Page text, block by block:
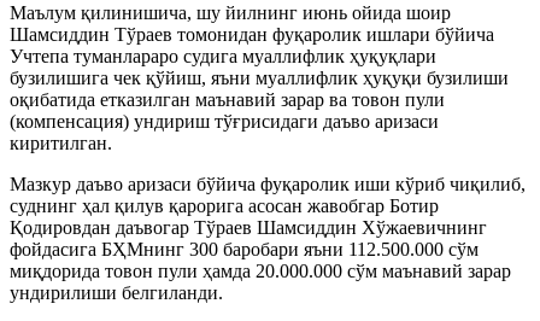
Маълум қилинишича, шу йилнинг июнь ойида шоир
Шамсиддин Тўраев томонидан фуқаролик ишлари бўйича
Учтепа туманлараро судига муаллифлик ҳуқуқлари
бузилишига чек қўйиш, яъни муаллифлик ҳуқуқи бузилиши
оқибатида етказилган маънавий зарар ва товон пули
(компенсация) ундириш тўғрисидаги даъво аризаси
киритилган.
Мазкур даъво аризаси бўйича фуқаролик иши кўриб чиқилиб,
суднинг ҳал қилув қарорига асосан жавобгар Ботир
Қодировдан даъвогар Тўраев Шамсиддин Хўжаевичнинг
фойдасига БҲМнинг 300 баробари яъни 112.500.000 сўм
миқдорида товон пули ҳамда 20.000.000 сўм маънавий зарар
ундирилиши белгиланди.